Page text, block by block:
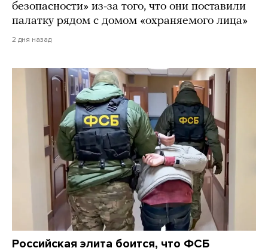
безопасности» из-за того, что они поставили
палатку рядом с домом «охраняемого лица»
2 дня назад
Российская элита боится, что ФСБ